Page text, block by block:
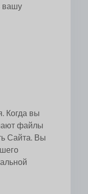
вашу
Когда вы
файлы
Сайта. Вы